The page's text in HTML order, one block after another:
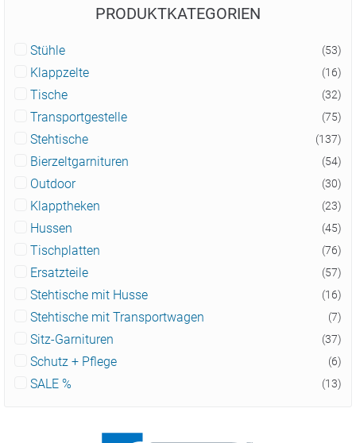
PRODUKTKATEGORIEN
Stühle (53)
Klappzelte (16)
Tische (32)
Transportgestelle (75)
Stehtische (137)
Bierzeltgarnituren (54)
Outdoor (30)
Klapptheken (23)
Hussen (45)
Tischplatten (76)
Ersatzteile (57)
Stehtische mit Husse (16)
Stehtische mit Transportwagen (7)
Sitz-Garnituren (37)
Schutz + Pflege (6)
SALE % (13)